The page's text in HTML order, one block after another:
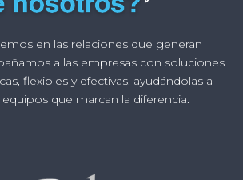
en las relaciones que generan
a las empresas con soluciones
flexibles y efectivas, ayudándolas a
que marcan la diferencia.